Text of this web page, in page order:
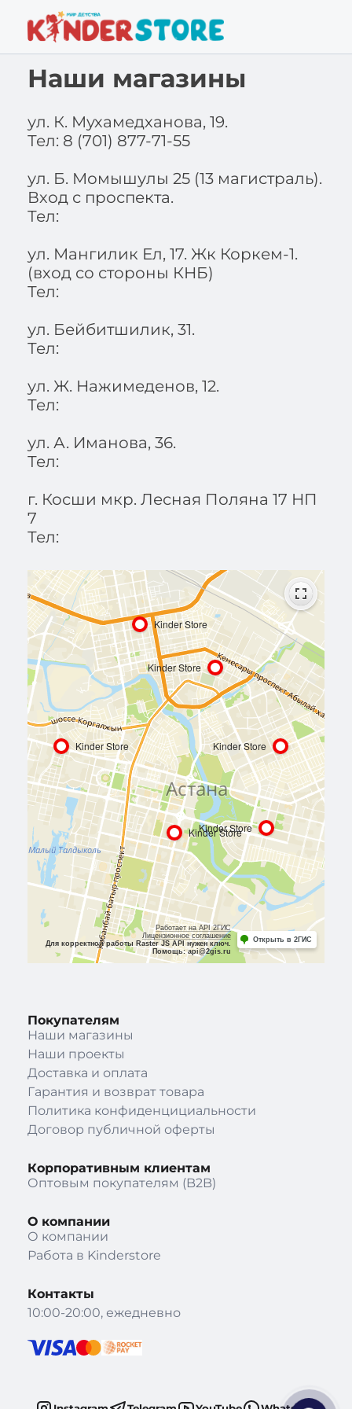
Наши магазины
ул. К. Мухамедханова, 19.
Тел: 8 (701) 877-71-55
ул. Б. Момышулы 25 (13 магистраль).
Вход с проспекта.
Тел:
ул. Мангилик Ел, 17. Жк Коркем-1.
(вход со стороны КНБ)
Тел:
ул. Бейбитшилик, 31.
Тел:
ул. Ж. Нажимеденов, 12.
Тел:
ул. А. Иманова, 36.
Тел:
г. Косши мкр. Лесная Поляна 17 НП
7
Тел:
Покупателям
Наши магазины
Наши проекты
Доставка и оплата
Гарантия и возврат товара
Политика конфиденцициальности
Договор публичной оферты
Корпоративным клиентам
Оптовым покупателям (B2B)
О компании
О компании
Работа в Kinderstore
Контакты
10:00-20:00, ежедневно